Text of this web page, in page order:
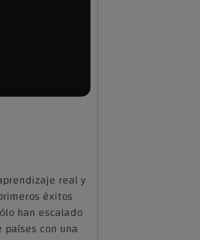
real y
éxitos
han escalado
con una